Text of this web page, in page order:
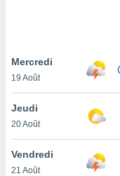
pas
de
cas,
Mercredi
19 Août
Jeudi
20 Août
Vendredi
21 Août